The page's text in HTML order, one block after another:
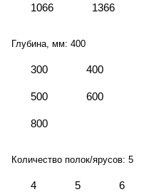
1066 1366
Глубина, мм: 400
300 400
500 600
800
Количество полок/ярусов: 5
4 5 6